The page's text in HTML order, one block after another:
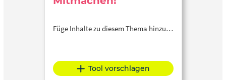
Füge Inhalte zu diesem Thema hinzu…
Tool vorschlagen